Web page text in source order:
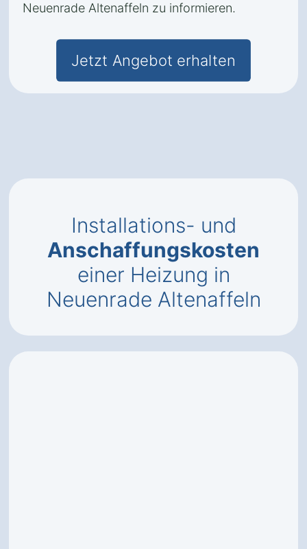
Neuenrade Altenaffeln zu informieren.
Jetzt Angebot erhalten
Installations- und
Anschaffungskosten
einer Heizung in
Neuenrade Altenaffeln